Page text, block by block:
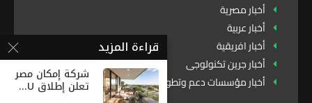
أخبار مصرية
أخبار عربية
أخبار افريقية
أخبار جرين تكنولوجى
أخبار مؤسسات دعم وتطوير
قراءة المزيد
شركة إمكان مصر
تعلن إطلاق U...